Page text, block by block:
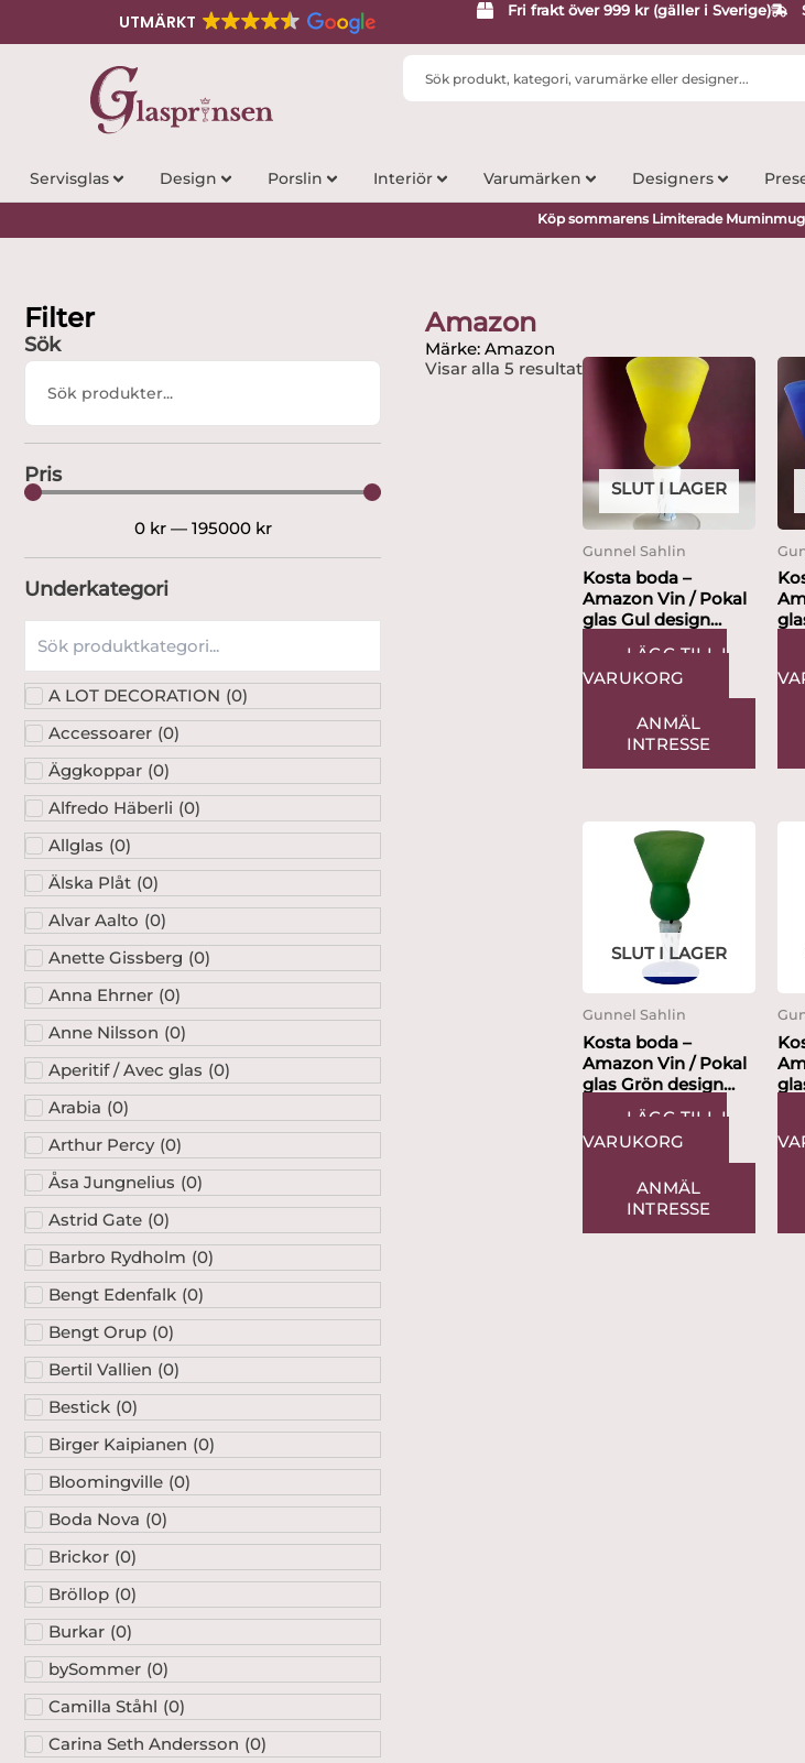
UTMÄRKT
Fri frakt över 999 kr (gäller i Sverige)
Search
Servisglas Design Porslin Interiör Varumärken Designers
Köp sommarens Limiterade
Filter
Sök
Search
Pris
0 kr— 195000 kr
Underkategori
A LOT DECORATION (0)
Accessoarer (0)
Äggkoppar (0)
Alfredo Häberli (0)
Allglas (0)
Älska Plåt (0)
Alvar Aalto (0)
Anette Gissberg (0)
Anna Ehrner (0)
Anne Nilsson (0)
Aperitif / Avec glas (0)
Arabia (0)
Arthur Percy (0)
Åsa Jungnelius (0)
Astrid Gate (0)
Barbro Rydholm (0)
Bengt Edenfalk (0)
Bengt Orup (0)
Bertil Vallien (0)
Bestick (0)
Birger Kaipianen (0)
Bloomingville (0)
Boda Nova (0)
Brickor (0)
Bröllop (0)
Burkar (0)
bySommer (0)
Camilla Ståhl (0)
Carina Seth Andersson (0)
Amazon
Märke: Amazon
Visar alla 5 resultat
SLUT I LAGER
Gunnel Sahlin
Kosta boda –
Amazon Vin / Pokal
glas Gul design
Gunnel Sahlin
LÄGG TILL I
VARUKORG
ANMÄL
INTRESSE
glas design
SLUT I LAGER
Gunnel Sahlin
Kosta boda –
Amazon Vin / Pokal
glas Grön design
Gunnel Sahlin
LÄGG TILL I
VARUKORG
ANMÄL
INTRESSE
glas